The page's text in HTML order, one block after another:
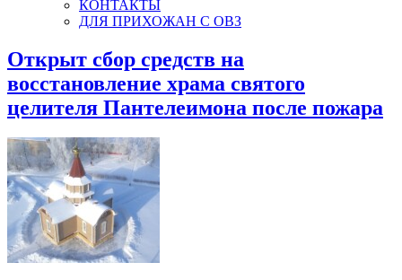
КОНТАКТЫ
ДЛЯ ПРИХОЖАН С ОВЗ
Открыт сбор средств на
восстановление храма святого
целителя Пантелеимона после пожара